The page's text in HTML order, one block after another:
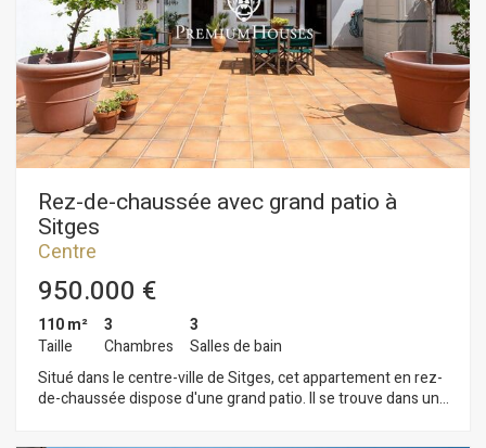
Rez-de-chaussée avec grand patio à
Sitges
Centre
950.000 €
110 m²
Taille
3
Chambres
3
Salles de bain
Situé dans le centre-ville de Sitges, cet appartement en rez-
de-chaussée dispose d'une grand patio. Il se trouve dans une